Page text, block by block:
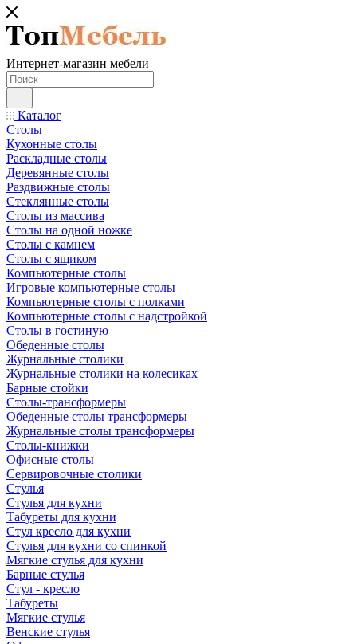
Интернет-магазин мебели
Каталог
Столы
Кухонные столы
Раскладные столы
Деревянные столы
Раздвижные столы
Стеклянные столы
Столы из массива
Столы на одной ножке
Столы с камнем
Столы с ящиком
Компьютерные столы
Игровые компьютерные столы
Компьютерные столы с полками
Компьютерные столы с надстройкой
Столы в гостиную
Обеденные столы
Журнальные столики
Журнальные столики на колесиках
Барные стойки
Столы-трансформеры
Обеденные столы трансформеры
Журнальные столы трансформеры
Столы-книжки
Офисные столы
Сервировочные столики
Стулья
Стулья для кухни
Табуреты для кухни
Стул кресло для кухни
Стулья для кухни со спинкой
Мягкие стулья для кухни
Барные стулья
Стул - кресло
Табуреты
Мягкие стулья
Венские стулья